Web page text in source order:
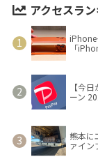
アクセスラ
iPhone
「
【今
ーン
熊本に
ァイン